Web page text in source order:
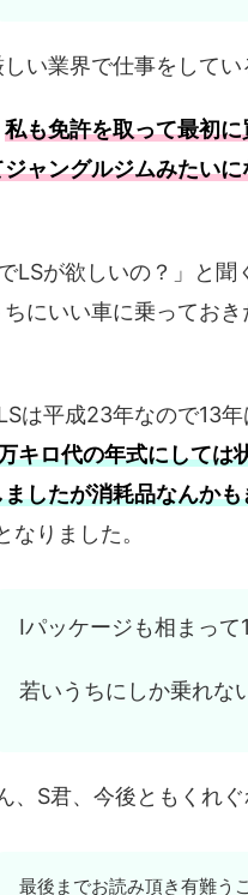
しい業界で仕事をして
私も免許を取って最初
ャングルジムみたい
LSが欲しいの？」と
にいい車に乗ってお
は平成23年なので13年
キロ代の年式にしては
したが消耗品なんか
なりました。
Iパッケージも相まって
若いうちにしか乗れな
、S君、今後ともくれ
最後までお読み頂き有難う